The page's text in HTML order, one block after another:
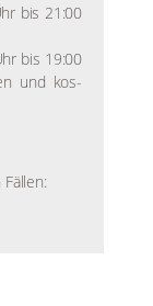
bis 21:00
bis 19:00
und kos­